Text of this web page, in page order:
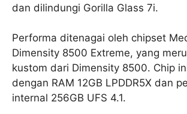
dan dilindungi Gorilla Glass 7i.
Performa ditenagai oleh chipset
Dimensity 8500 Extreme, yang
kustom dari Dimensity 8500. Chip
dengan RAM 12GB LPDDR5X dan
internal 256GB UFS 4.1.